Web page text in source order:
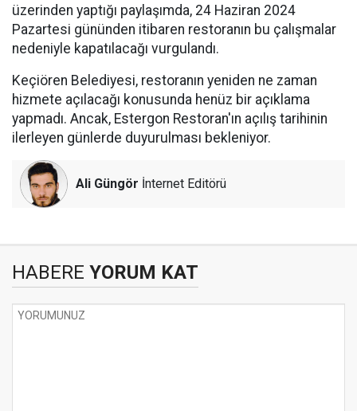
üzerinden yaptığı paylaşımda, 24 Haziran 2024
Pazartesi gününden itibaren restoranın bu çalışmalar
nedeniyle kapatılacağı vurgulandı.
Keçiören Belediyesi, restoranın yeniden ne zaman
hizmete açılacağı konusunda henüz bir açıklama
yapmadı. Ancak, Estergon Restoran'ın açılış tarihinin
ilerleyen günlerde duyurulması bekleniyor.
Ali Güngör İnternet Editörü
HABERE YORUM KAT